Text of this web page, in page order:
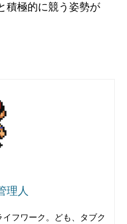
積極的に競う姿勢が
理人
フワーク。ども、タブク